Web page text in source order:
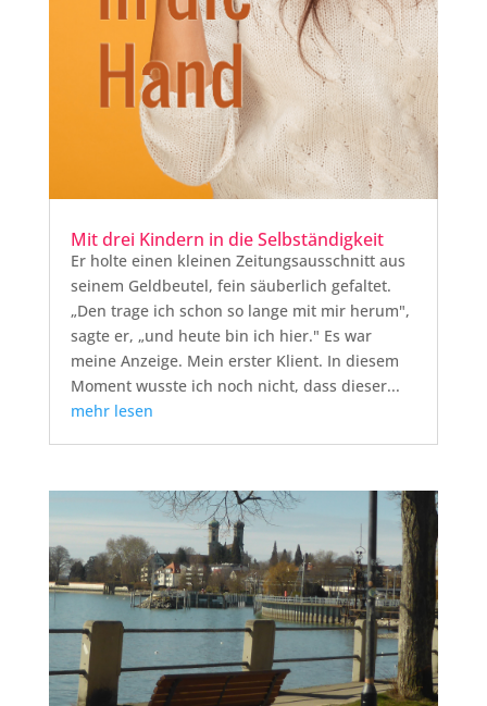
Mit drei Kindern in die Selbständigkeit
Er holte einen kleinen Zeitungsausschnitt aus
seinem Geldbeutel, fein säuberlich gefaltet.
„Den trage ich schon so lange mit mir herum",
sagte er, „und heute bin ich hier." Es war
meine Anzeige. Mein erster Klient. In diesem
Moment wusste ich noch nicht, dass dieser...
mehr lesen